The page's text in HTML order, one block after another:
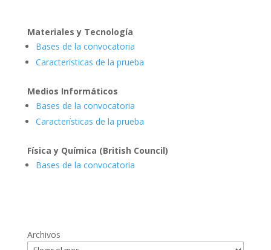
Materiales y Tecnología
Bases de la convocatoria
Características de la prueba
Medios Informáticos
Bases de la convocatoria
Características de la prueba
Física y Química (British Council)
Bases de la convocatoria
Archivos